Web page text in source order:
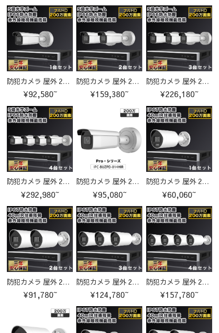
防犯カメラ 屋外 200万画素 光学レンズ搭載 IP66防塵防水 IPカメラ 1台セット
¥92,580~
防犯カメラ 屋外 200万画素 光学レンズ搭載 IP66防塵防水 IPカメラ 2台セット
¥159,380~
防犯カメラ 屋外 200万画素 光学レンズ搭載 IP66防塵防水 IPカメラ 3台セット
¥226,180~
防犯カメラ 屋外 200万画素 光学レンズ搭載 IP66防塵防水 IPカメラ 4台セット
¥292,980~
防犯カメラ 屋外 200万画素 光学レンズ搭載 IP66防塵防水 IPカメラ IPC-BUZPD-014HIR-cam
¥95,080~
防犯カメラ 屋外 200万画素固定レンズ2.8mm IP67防塵防水 IPカメラ 1台セット
¥60,060~
防犯カメラ 屋外 200万画素固定レンズ2.8mm IP67防塵防水 IPカメラ 2台セット
¥91,780~
防犯カメラ 屋外 200万画素固定レンズ2.8mm IP67防塵防水 IPカメラ 3台セット
¥124,780~
防犯カメラ 屋外 200万画素固定レンズ2.8mm IP67防塵防水 IPカメラ 4台セット
¥157,780~